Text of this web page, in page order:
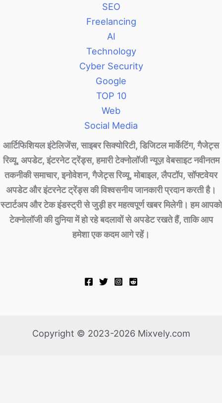
SEO
Freelancing
AI
Technology
Cyber Security
Google
TOP 10
Web
Social Media
आर्टिफिशियल इंटेलिजेंस, साइबर सिक्योरिटी, डिजिटल मार्केटिंग, गैजेट्स
रिव्यू, अपडेट, इंटरनेट ट्रेंड्स, हमारी टेक्नोलॉजी न्यूज़ वेबसाइट नवीनतम
तकनीकी समाचार, इनोवेशन, गैजेट्स रिव्यू, मोबाइल, लैपटॉप, सॉफ्टवेयर
अपडेट और इंटरनेट ट्रेंड्स की विश्वसनीय जानकारी प्रदान करती है।
स्टार्टअप और टेक इंडस्ट्री से जुड़ी हर महत्वपूर्ण खबर मिलेगी। हम आपको
टेक्नोलॉजी की दुनिया में हो रहे बदलावों से अपडेट रखते हैं, ताकि आप
हमेशा एक कदम आगे रहें।
Copyright © 2023-2026 Mixvely.com